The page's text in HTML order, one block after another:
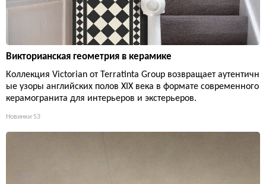
Викторианская геометрия в керамике
Коллекция Victorian от Terratinta Group возвращает аутентичн
ые узоры английских полов XIX века в формате современного
керамогранита для интерьеров и экстерьеров.
Новинки 53